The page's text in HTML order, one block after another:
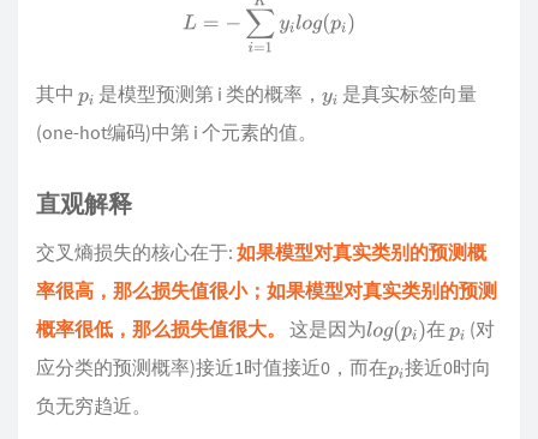
=1K yi l o g (pi)
其中 pi 是模型预测第 i 类的概率，yi 是真实标签向量
(one-hot编码)中第 i 个元素的值。
直观解释
交叉熵损失的核心在于: 如果模型对真实类别的预测概
率很高，那么损失值很小；如果模型对真实类别的预测
概率很低，那么损失值很大。
这是因为log(pi) 在pi (对
应分类的预测概率)接近1时值接近0，而在pi接近0时向
负无穷趋近。